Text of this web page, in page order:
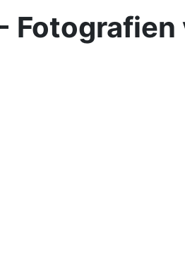
Fotografien